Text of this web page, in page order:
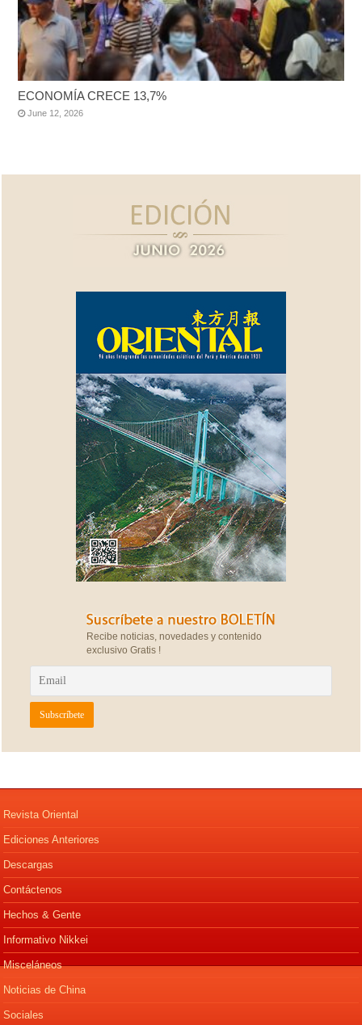
ECONOMÍA CRECE 13,7%
June 12, 2026
Recibe noticias, novedades y contenido
exclusivo Gratis !
Revista Oriental
Ediciones Anteriores
Descargas
Contáctenos
Hechos & Gente
Informativo Nikkei
Misceláneos
Noticias de China
Sociales